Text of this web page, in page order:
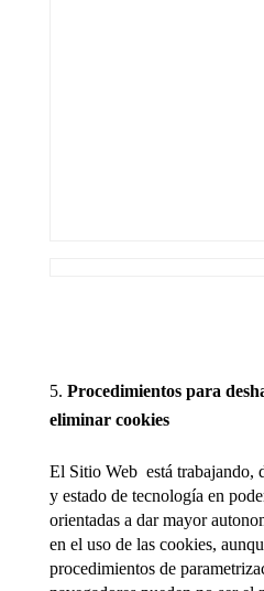
Procedimientos para
eliminar cookies
El Sitio Web está trabajando,
y estado de tecnología en
orientadas a dar mayor
en el uso de las cookies,
procedimientos de